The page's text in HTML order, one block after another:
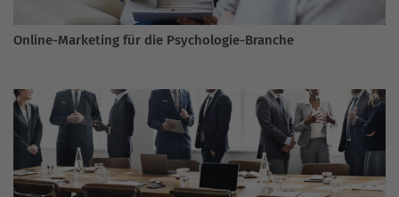
Online-Marketing für die Psychologie-Branche